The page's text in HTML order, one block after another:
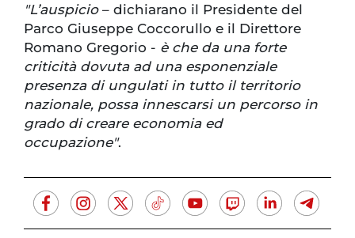
"L’auspicio– dichiarano il Presidente del
Parco Giuseppe Coccorullo e il Direttore
Romano Gregorio - è che da una forte
criticità dovuta ad una esponenziale
presenza di ungulati in tutto il territorio
nazionale, possa innescarsi un percorso in
grado di creare economia ed
occupazione".